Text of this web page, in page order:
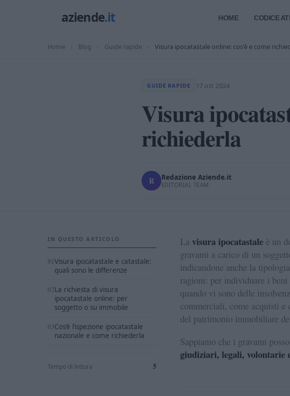
HOME CODICE
Home › Blog › Guide rapide › Visura ipocatastale online: cos'è e come
GUIDE RAPIDE 17 ott 2024
Visura
richiederla
R Redazione Aziende.it
EDITORIAL TEAM
IN QUESTO ARTICOLO
Visura ipocatastale e catastale:
quali sono le differenze
La richiesta di visura
ipocatastale online: per
soggetto o su immobile
Cos’è l’ispezione ipocatastale
nazionale e come richiederla
Tempo di lettura 5
La visura ipocatastale è un
gravami a carico di un
indicandone anche la
ragioni: per individuare i beni
quando vi sono delle
commerciali, come acquisti e
del patrimonio immobiliare
Sappiamo che i gravami
giudiziari, legali, volontarie